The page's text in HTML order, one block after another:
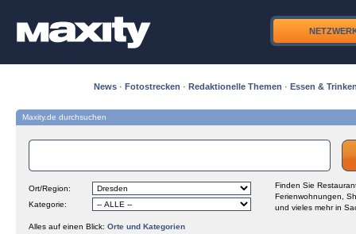
News · Fotostrecken · Redaktionelle Themen · Essen &
Maxity.de durchsuchen
Ort/Region:
Kategorie:
Finden Sie
Ferienwohnungen,
und vieles mehr in
Alles auf einen Blick: Orte und Kategorien